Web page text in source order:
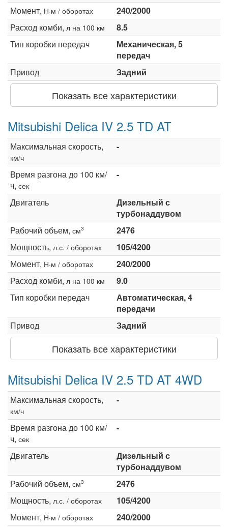
Момент, Н·м / оборотах
240/2000
Расход комби, л на 100 км
8.5
Тип коробки передач
Механическая, 5
передач
Привод
Задний
Показать все характеристики
Mitsubishi Delica IV 2.5 TD AT
Максимальная скорость,
км/ч
-
Время разгона до 100 км/
ч, сек
-
Двигатель
Дизельный с
турбонаддувом
Рабочий объем, см3
2476
Мощность, л.с. / оборотах
105/4200
Момент, Н·м / оборотах
240/2000
Расход комби, л на 100 км
9.0
Тип коробки передач
Автоматическая, 4
передачи
Привод
Задний
Показать все характеристики
Mitsubishi Delica IV 2.5 TD AT 4WD
Максимальная скорость,
км/ч
-
Время разгона до 100 км/
ч, сек
-
Двигатель
Дизельный с
турбонаддувом
Рабочий объем, см3
2476
Мощность, л.с. / оборотах
105/4200
Момент, Н·м / оборотах
240/2000